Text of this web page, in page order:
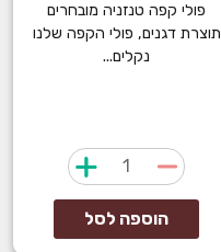
פולי קפה טנזניה מובחרים
תוצרת דגנים, פולי הקפה שלנו
נקלים...
כמות
של
פולי
קפה
הוספה לסל